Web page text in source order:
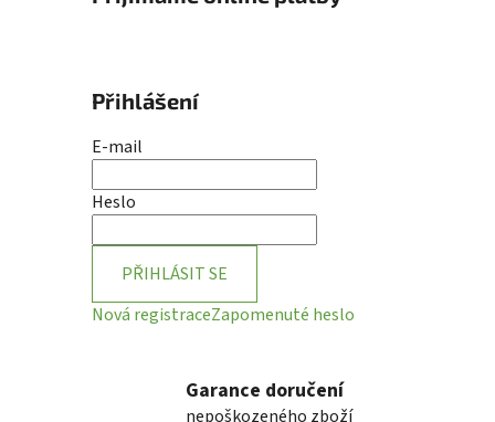
Přihlášení
E-mail
Heslo
PŘIHLÁSIT SE
Nová registraceZapomenuté heslo
Garance doručení
nepoškozeného zboží